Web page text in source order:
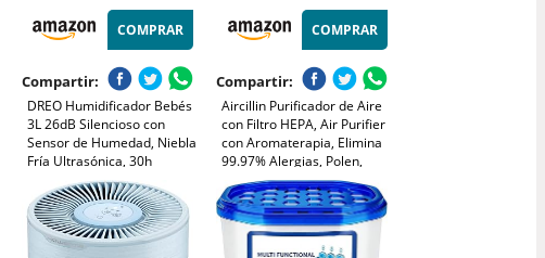
COMPRAR
Compartir:
DREO Humidificador Bebés
3L 26dB Silencioso con
Sensor de Humedad, Niebla
Fría Ultrasónica, 30h
Autonomía, Boquilla 360°,
Luz Ambiental, Difusor de
Aceites Esenciales, Blanco
COMPRAR
Compartir:
Aircillin Purificador de Aire
con Filtro HEPA, Air Purifier
con Aromaterapia, Elimina
99.97% Alergias, Polen,
Caspa, Humo | 23dB Modo
Sueño Silencioso,
Temporizador, Luz | Bajo
Consumo 6W (AP070B)